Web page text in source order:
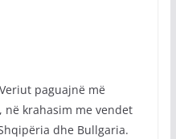
paguajnë më
krahasim me vendet
dhe Bullgaria.